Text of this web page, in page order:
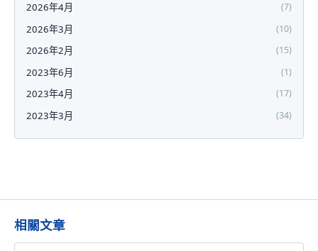
2026年4月 (7)
2026年3月 (10)
2026年2月 (15)
2023年6月 (1)
2023年4月 (17)
2023年3月 (34)
相關文章